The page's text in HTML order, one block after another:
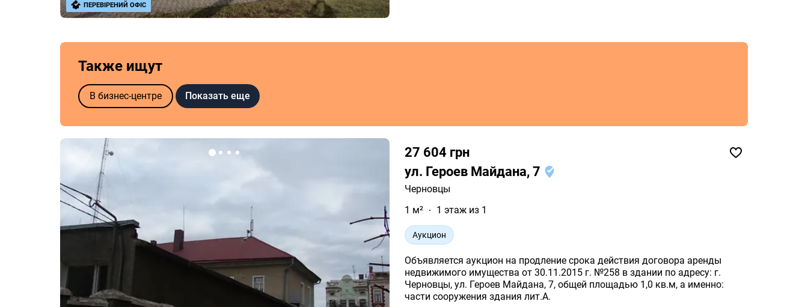
ПЕРЕВІРЕНИЙ ОФІС
Также ищут
В бизнес-центре Показать еще
27 604 грн
ул. Героев Майдана, 7
Черновцы
1 м²
1 этаж из 1
Аукцион
Объявляется аукцион на продление срока действия договора аренды
недвижимого имущества от 30.11.2015 г. №258 в здании по адресу: г.
Черновцы, ул. Героев Майдана, 7, общей площадью 1,0 кв.м, а именно:
части сооружения здания лит.А.